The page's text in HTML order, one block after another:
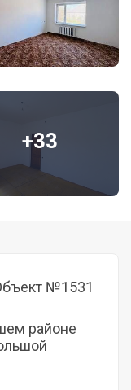
+33
№1531
районе